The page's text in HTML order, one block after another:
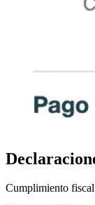
Cumplimiento